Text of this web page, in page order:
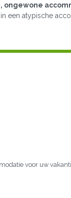
ongewone
een atypische
voor uw